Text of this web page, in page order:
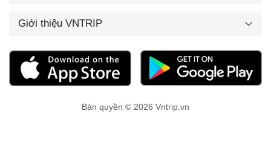
Giới thiệu VNTRIP
Bản quyền © 2026 Vntrip.vn